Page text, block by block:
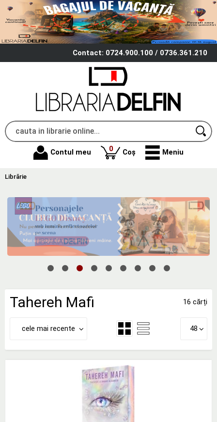
Contact: 0724.900.100 / 0736.361.210
Contul meu 0produse
Coș Meniu
Librărie
Tahereh Mafi 16 cărți
cele mai recente 48